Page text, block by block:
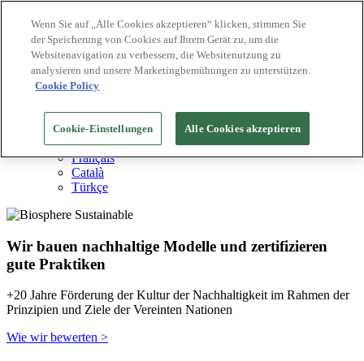
Biosphere Reiseziele
Biosphere Unternehmen
Wie wir bewerten
Über uns
English
Español
Português
Français
Català
Türkçe
Wir bauen nachhaltige Modelle und zertifizieren
gute Praktiken
+20 Jahre Förderung der Kultur der Nachhaltigkeit im Rahmen der
Prinzipien und Ziele der Vereinten Nationen
Wie wir bewerten >
Wenn Sie auf „Alle Cookies akzeptieren“ klicken, stimmen Sie
der Speicherung von Cookies auf Ihrem Gerät zu, um die
Websitenavigation zu verbessern, die Websitenutzung zu
analysieren und unsere Marketingbemühungen zu unterstützen.
Cookie Policy
Cookie-Einstellungen Alle Cookies akzeptieren